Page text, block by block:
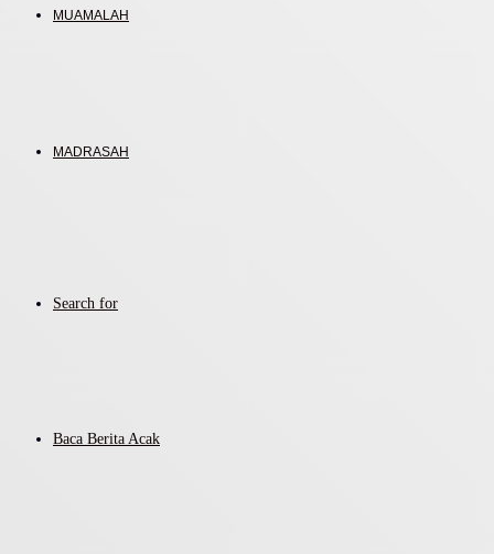
MUAMALAH
MADRASAH
Search for
Baca Berita Acak